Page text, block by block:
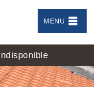
MENU